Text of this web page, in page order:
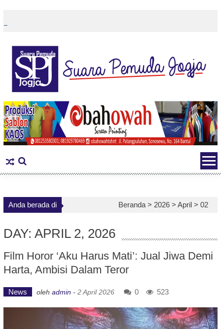
content
Anda berada di Beranda > 2026 >April >02
DAY: APRIL 2, 2026
Film Horor ‘Aku Harus Mati’: Jual Jiwa Demi
Harta, Ambisi Dalam Teror
News oleh admin - 2 April 2026 0 523